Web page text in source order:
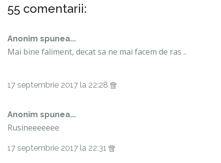
55 comentarii:
Anonim spunea...
Mai bine faliment, decat sa ne mai facem de ras ..
17 septembrie 2017 la 22:28
Anonim spunea...
Rusineeeeeee
17 septembrie 2017 la 22:31